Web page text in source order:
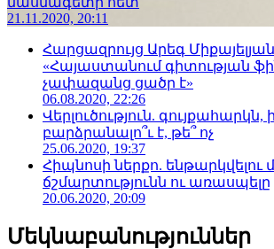
21.11.2020, 20:11
Հարցազրույց Արեգ
«Հայաստանում գիտության
չափազանց ցածր է»
06.08.2020, 22:26
Վերլուծություն. գույքահարկն,
բարձրանալո՞ւ է, թե՞ ոչ
25.06.2020, 19:37
Հիպնոսի ներքո. ենթարկվելու
ճշմարտությունն ու առասպելը
20.06.2020, 20:09
Մեկնաբանություններ